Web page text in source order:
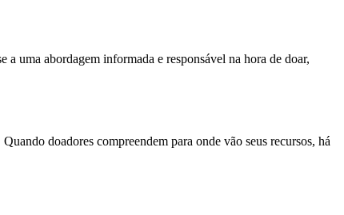
a uma abordagem informada e responsável na hora de doar,
doadores compreendem para onde vão seus recursos, há